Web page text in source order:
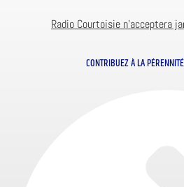
Radio Courtoisie n’acceptera
CONTRIBUEZ À LA